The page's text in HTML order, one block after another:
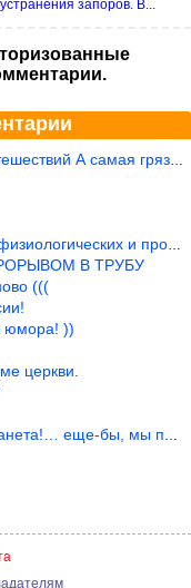
запоров. В...
А самая грязная в от
и прочих отходо
В ТРУБУ
(((
юмора! ))
церкви.
бы, мы понимали это…